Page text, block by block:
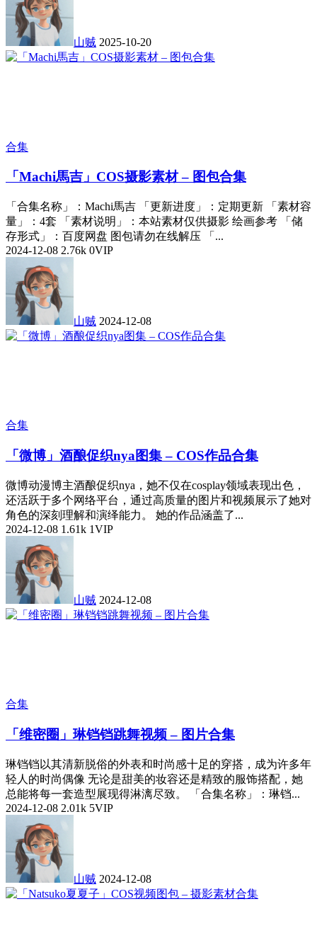
山贼 2025-10-20
合集
「Machi馬吉」COS摄影素材 – 图包合集
「合集名称」：Machi馬吉 「更新进度」：定期更新 「素材容
量」：4套 「素材说明」：本站素材仅供摄影 绘画参考 「储
存形式」：百度网盘 图包请勿在线解压 「...
2024-12-08 2.76k 0VIP
山贼 2024-12-08
合集
「微博」酒酿促织nya图集 – COS作品合集
微博动漫博主酒酿促织nya，她不仅在cosplay领域表现出色，
还活跃于多个网络平台，通过高质量的图片和视频展示了她对
角色的深刻理解和演绎能力。 她的作品涵盖了...
2024-12-08 1.61k 1VIP
山贼 2024-12-08
合集
「维密圈」琳铛铛跳舞视频 – 图片合集
琳铛铛以其清新脱俗的外表和时尚感十足的穿搭，成为许多年
轻人的时尚偶像 无论是甜美的妆容还是精致的服饰搭配，她
总能将每一套造型展现得淋漓尽致。 「合集名称」：琳铛...
2024-12-08 2.01k 5VIP
山贼 2024-12-08